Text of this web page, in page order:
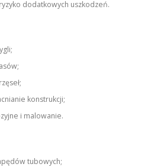
dodatkowych uszkodzeń.
konstrukcji;
i malowanie.
tubowych;